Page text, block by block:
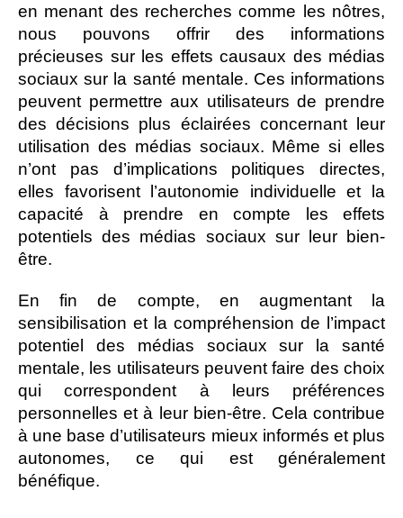
en menant des recherches comme les nôtres,
nous pouvons offrir des informations
précieuses sur les effets causaux des médias
sociaux sur la santé mentale. Ces informations
peuvent permettre aux utilisateurs de prendre
des décisions plus éclairées concernant leur
utilisation des médias sociaux. Même si elles
n’ont pas d’implications politiques directes,
elles favorisent l’autonomie individuelle et la
capacité à prendre en compte les effets
potentiels des médias sociaux sur leur bien-
être.
En fin de compte, en augmentant la
sensibilisation et la compréhension de l’impact
potentiel des médias sociaux sur la santé
mentale, les utilisateurs peuvent faire des choix
qui correspondent à leurs préférences
personnelles et à leur bien-être. Cela contribue
à une base d’utilisateurs mieux informés et plus
autonomes, ce qui est généralement
bénéfique.